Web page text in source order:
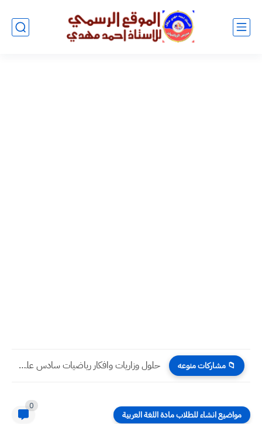
📁 مشاركات منوعه الوقت المتبقي لامتحانات السادس الاعدادي 2024 الوزارية الدور الثالث بالأيام...
مواضيع انشاء للطلاب مادة اللغة العربية
0